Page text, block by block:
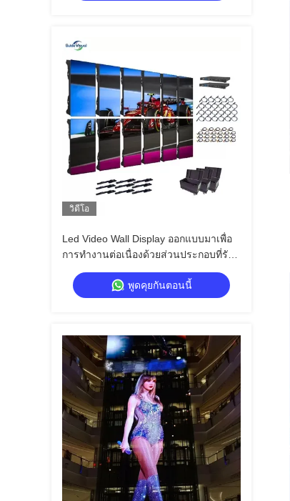
วิดีโอ
Led Video Wall Display ออกแบบมาเพื่อ
การทํางานต่อเนื่องด้วยส่วนประกอบที่รับ
ประกันอายุการใช้งานยาวนานในสภาพ
แวดล้อมที่ต้องการพูดคุยกันตอนนี้